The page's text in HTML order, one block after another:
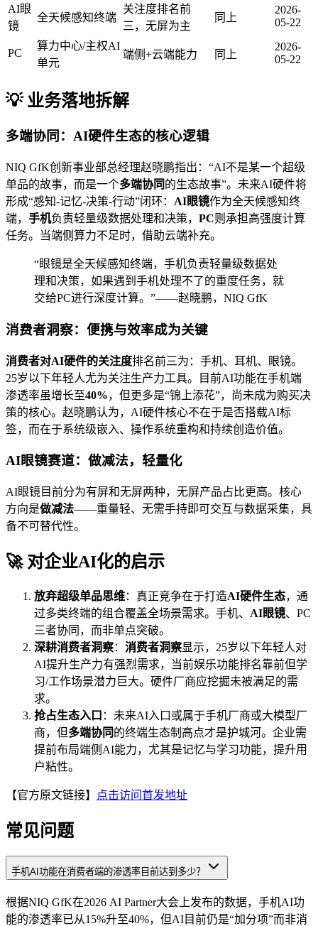
AI眼
镜
全天候感知终端
关注度排名前
三，无屏为主
同上
2026-
05-22
PC
算力中心/主权AI
单元
端侧+云端能力 同上
2026-
05-22
💡 业务落地拆解
多端协同：AI硬件生态的核心逻辑
NIQ GfK创新事业部总经理赵晓鹏指出：“AI不是某一个超级
单品的故事，而是一个多端协同 的生态故事”。未来AI硬件将
形成“感知-记忆-决策-行动”闭环： AI眼镜作为全天候感知终
端， 手机负责轻量级数据处理和决策， PC则承担高强度计算
任务。当端侧算力不足时，借助云端补充。
“眼镜是全天候感知终端，手机负责轻量级数据处
理和决策，如果遇到手机处理不了的重度任务，就
交给PC进行深度计算。”——赵晓鹏，NIQ GfK
消费者洞察：便携与效率成为关键
消费者对AI硬件的关注度排名前三为：手机、耳机、眼镜。
25岁以下年轻人尤为关注生产力工具。目前AI功能在手机端
渗透率虽增长至40%，但更多是“锦上添花”，尚未成为购买决
策的核心。赵晓鹏认为，AI硬件核心不在于是否搭载AI标
签，而在于系统级嵌入、操作系统重构和持续创造价值。
AI眼镜赛道：做减法，轻量化
AI眼镜目前分为有屏和无屏两种，无屏产品占比更高。核心
方向是做减法——重量轻、无需手持即可交互与数据采集，具
备不可替代性。
🚀 对企业AI化的启示
放弃超级单品思维：真正竞争在于打造AI硬件生态，通
过多类终端的组合覆盖全场景需求。手机、 AI眼镜、PC
三者协同，而非单点突破。
深耕消费者洞察： 消费者洞察显示，25岁以下年轻人对
AI提升生产力有强烈需求，当前娱乐功能排名靠前但学
习/工作场景潜力巨大。硬件厂商应挖掘未被满足的需
求。
抢占生态入口 ：未来AI入口或属于手机厂商或大模型厂
商，但多端协同 的终端生态制高点才是护城河。企业需
提前布局端侧AI能力，尤其是记忆与学习功能，提升用
户粘性。
【官方原文链接】 点击访问首发地址
常见问题
手机AI功能在消费者端的渗透率目前达到多少？
根据NIQ GfK在2026 AI Partner大会上发布的数据，手机AI功
能的渗透率已从15%升至40%，但AI目前仍是“加分项”而非消